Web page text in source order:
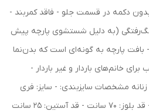
بدون دکمه در قسمت جلو - فاقد کمربند -
رنگ‌رفتگی (به دلیل شستشوی پارچه پیش
پارچه به گونه‌ای است که بدن‌نما
خانم‌های باردار و غیر باردار -
زنانه مشخصات سایزبندی: - سایز: فری
سایز (مناسب تا سایز 48 و 52) - قد بلوز: 70 سانت - قد آستین: 25 سانت